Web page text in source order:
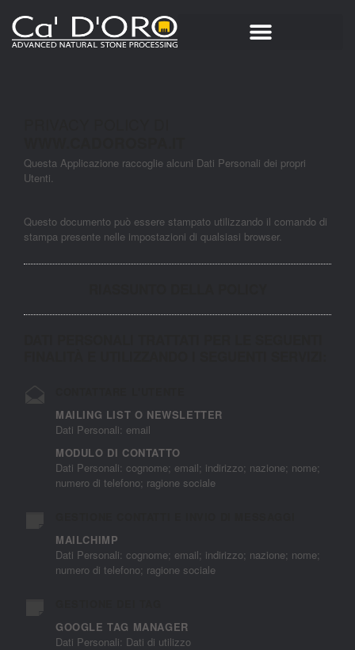
Questa Applicazione raccoglie alcuni Dati Personali dei propri
Utenti.
Questo documento può essere stampato utilizzando il comando di
stampa presente nelle impostazioni di qualsiasi browser.
MAILING LIST O NEWSLETTER
Dati Personali: email
MODULO DI CONTATTO
Dati Personali: cognome; email; indirizzo; nazione; nome;
numero di telefono; ragione sociale
MAILCHIMP
Dati Personali: cognome; email; indirizzo; nazione; nome;
numero di telefono; ragione sociale
GOOGLE TAG MANAGER
Dati Personali: Dati di utilizzo